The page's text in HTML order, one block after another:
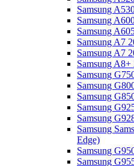
Samsung
Samsung
Samsung
Samsung A7
Samsung A7
Samsung
Samsung
Samsung
Samsung
Samsung
Samsung
Samsung
Edge)
Samsung
Samsung